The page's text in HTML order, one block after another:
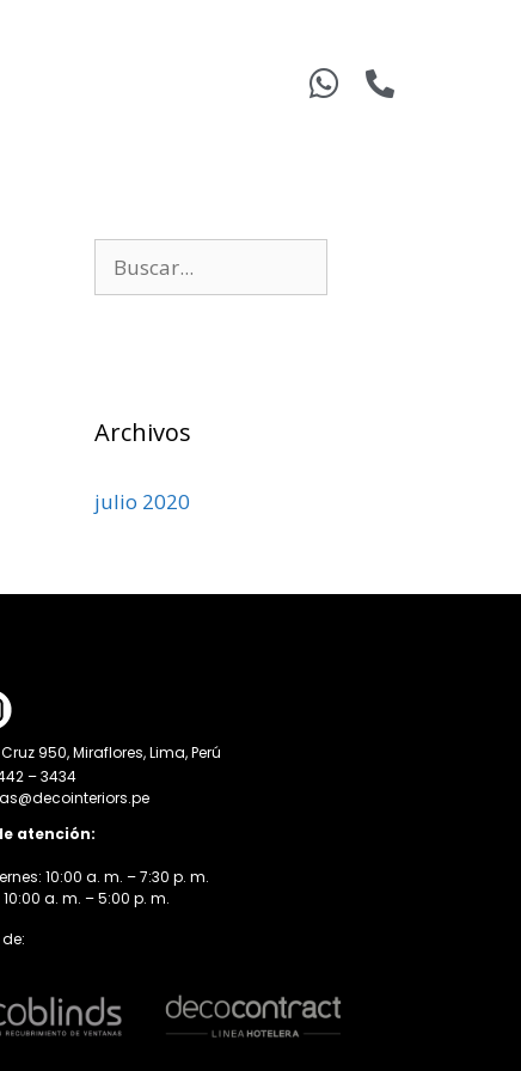
Archivos
julio 2020
950, Miraflores, Lima, Perú
– 3434
atención:
10:00 a. m. – 7:30 p. m.
a. m. – 5:00 p. m.